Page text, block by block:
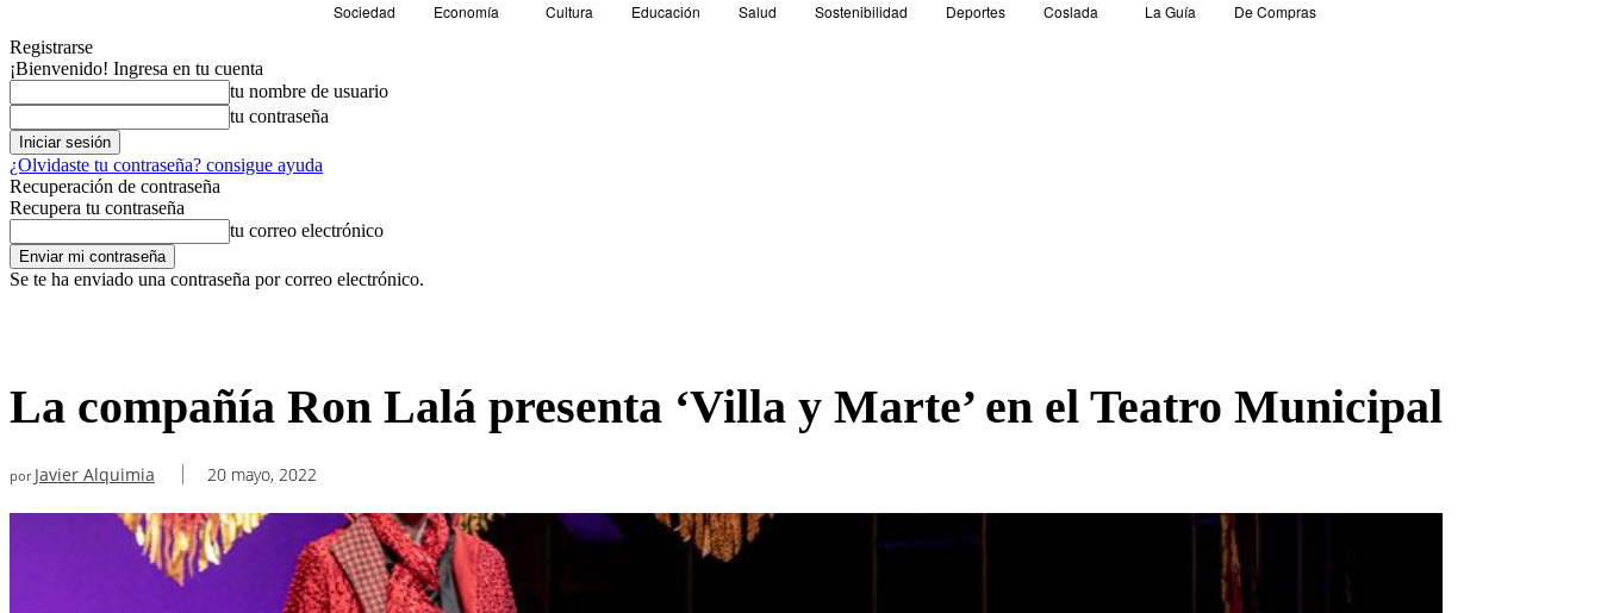
Sociedad Economía Cultura Educación Salud Sostenibilidad Deportes Coslada La Guía
De Compras
Registrarse
¡Bienvenido! Ingresa en tu cuenta
tu nombre de usuario
tu contraseña
¿Olvidaste tu contraseña? consigue ayuda
Recuperación de contraseña
Recupera tu contraseña
tu correo electrónico
Se te ha enviado una contraseña por correo electrónico.
La compañía Ron Lalá presenta ‘Villa y Marte’ en el Teatro Municipal
por Javier Alquimia 20 mayo, 2022